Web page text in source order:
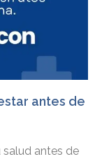
antes de
salud antes de